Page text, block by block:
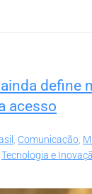
define
acesso
, Comunicação,
Tecnologia e